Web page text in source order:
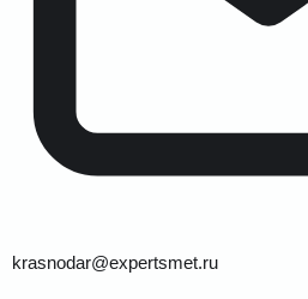
krasnodar@expertsmet.ru